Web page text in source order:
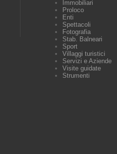
Immobiliari
Proloco
Enti
Spettacoli
Fotografia
Stab. Balneari
Sport
Villaggi turistici
Servizi e Aziende
Visite guidate
Strumenti